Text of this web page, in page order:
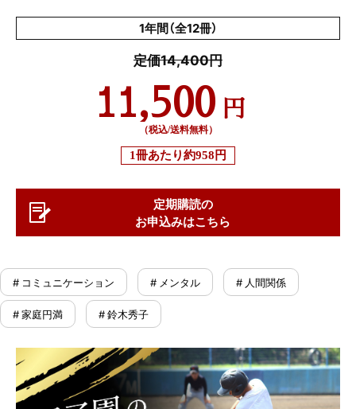
1年間（全12冊）
定価14,400円
11,500 円
（税込/送料無料）
1冊あたり約958円
定期購読の
お申込みはこちら
# コミュニケーション # メンタル # 人間関係
# 家庭円満 # 鈴木秀子